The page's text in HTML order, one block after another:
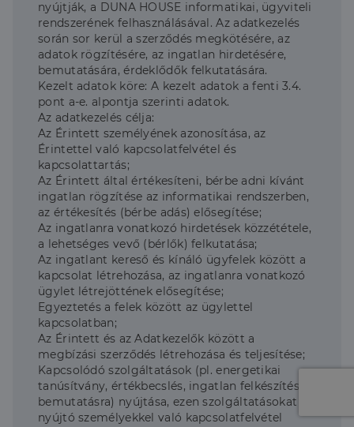
nyújtják, a DUNA HOUSE informatikai, ügyviteli
rendszerének felhasználásával. Az adatkezelés
során sor kerül a szerződés megkötésére, az
adatok rögzítésére, az ingatlan hirdetésére,
bemutatására, érdeklődők felkutatására.
Kezelt adatok köre: A kezelt adatok a fenti 3.4.
pont a-e. alpontja szerinti adatok.
Az adatkezelés célja:
Az Érintett személyének azonosítása, az
Érintettel való kapcsolatfelvétel és
kapcsolattartás;
Az Érintett által értékesíteni, bérbe adni kívánt
ingatlan rögzítése az informatikai rendszerben,
az értékesítés (bérbe adás) elősegítése;
Az ingatlanra vonatkozó hirdetések közzététele,
a lehetséges vevő (bérlők) felkutatása;
Az ingatlant kereső és kínáló ügyfelek között a
kapcsolat létrehozása, az ingatlanra vonatkozó
ügylet létrejöttének elősegítése;
Egyeztetés a felek között az ügylettel
kapcsolatban;
Az Érintett és az Adatkezelők között a
megbízási szerződés létrehozása és teljesítése;
Kapcsolódó szolgáltatások (pl. energetikai
tanúsítvány, értékbecslés, ingatlan felkészítése
bemutatásra) nyújtása, ezen szolgáltatásokat
nyújtó személyekkel való kapcsolatfelvétel